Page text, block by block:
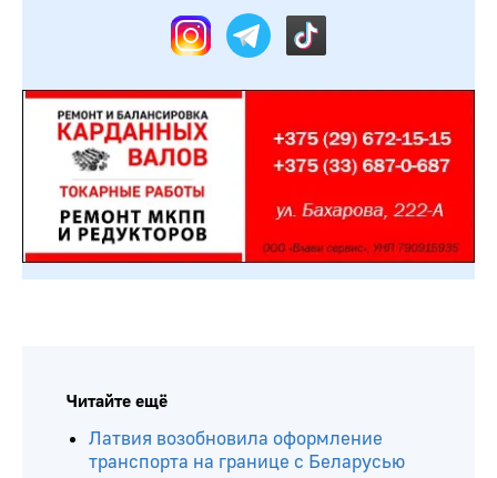
Читайте ещё
Латвия возобновила оформление
транспорта на границе с Беларусью